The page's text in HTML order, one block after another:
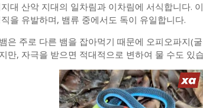
대 산악 지대의 일차림과 이차림에 서식합니다.
을 유발하며, 뱀류 중에서도 독이 유일합니다.
은 주로 다른 뱀을 잡아먹기 때문에 오피오파지(
만, 자극을 받으면 적대적으로 변하여 물 수도 있